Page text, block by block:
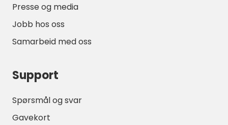
Presse og media
Jobb hos oss
Samarbeid med oss
Support
Spørsmål og svar
Gavekort